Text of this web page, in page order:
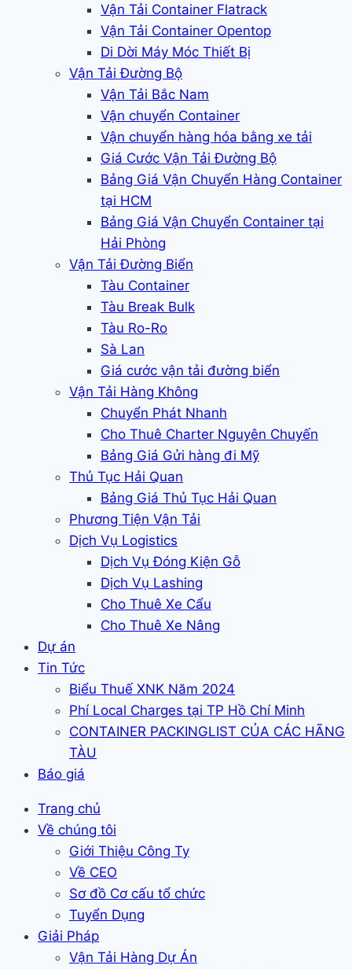
Vận Tải Container Flatrack
Vận Tải Container Opentop
Di Dời Máy Móc Thiết Bị
Vận Tải Đường Bộ
Vận Tải Bắc Nam
Vận chuyển Container
Vận chuyển hàng hóa bằng xe tải
Giá Cước Vận Tải Đường Bộ
Bảng Giá Vận Chuyển Hàng Container
tại HCM
Bảng Giá Vận Chuyển Container tại
Hải Phòng
Vận Tải Đường Biển
Tàu Container
Tàu Break Bulk
Tàu Ro-Ro
Sà Lan
Giá cước vận tải đường biển
Vận Tải Hàng Không
Chuyển Phát Nhanh
Cho Thuê Charter Nguyên Chuyến
Bảng Giá Gửi hàng đi Mỹ
Thủ Tục Hải Quan
Bảng Giá Thủ Tục Hải Quan
Phương Tiện Vận Tải
Dịch Vụ Logistics
Dịch Vụ Đóng Kiện Gỗ
Dịch Vụ Lashing
Cho Thuê Xe Cẩu
Cho Thuê Xe Nâng
Dự án
Tin Tức
Biểu Thuế XNK Năm 2024
Phí Local Charges tại TP Hồ Chí Minh
CONTAINER PACKINGLIST CỦA CÁC HÃNG
TÀU
Báo giá
Trang chủ
Về chúng tôi
Giới Thiệu Công Ty
Về CEO
Sơ đồ Cơ cấu tổ chức
Tuyển Dụng
Giải Pháp
Vận Tải Hàng Dự Án